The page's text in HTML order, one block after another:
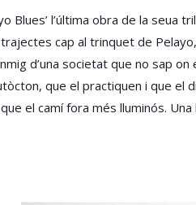
Blues’ l’última obra de la
cap al trinquet de
d’una societat que no sap
que el practiquen i que el
el camí fora més lluminós.